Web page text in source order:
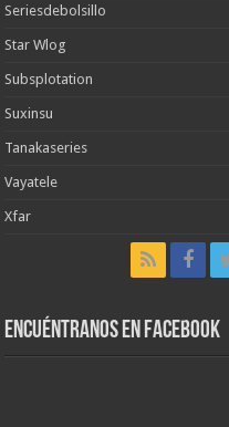
Seriesdebolsillo
Star Wlog
Subsplotation
Suxinsu
Tanakaseries
Vayatele
Xfar
Encuéntranos en Facebook